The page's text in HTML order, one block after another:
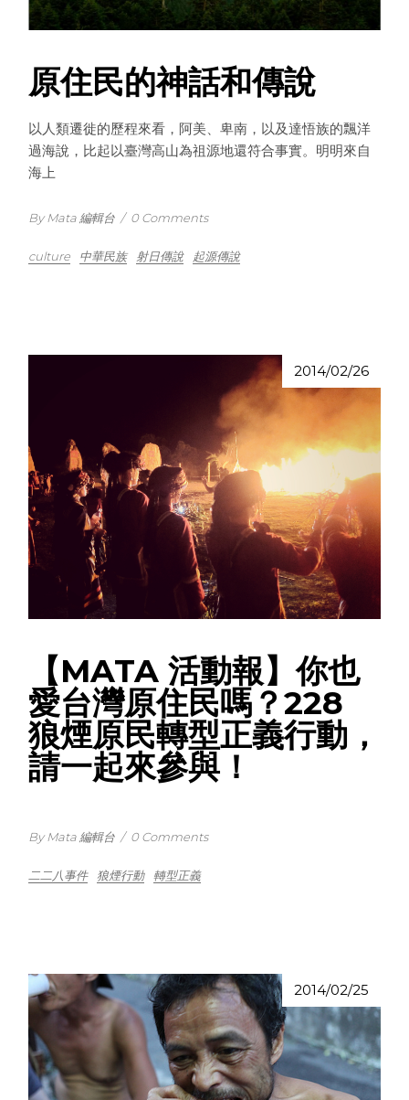
原住民的神話和傳說
以人類遷徙的歷程來看，阿美、卑南，以及達悟族的飄洋
過海說，比起以臺灣高山為祖源地還符合事實。明明來自
海上
By Mata 編輯台 / 0 Comments
culture 中華民族 射日傳說 起源傳說
2014/02/26
【MATA 活動報】你也
愛台灣原住民嗎？228
狼煙原民轉型正義行動，
請一起來參與！
By Mata 編輯台 / 0 Comments
二二八事件 狼煙行動 轉型正義
2014/02/25